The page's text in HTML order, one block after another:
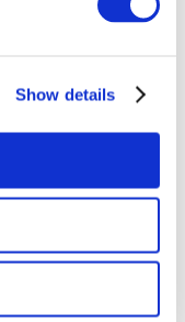
Show details